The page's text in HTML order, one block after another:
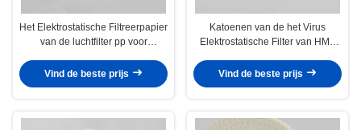
Het Elektrostatische Filtreerpapier
van de luchtfilter pp voor
Vind de beste prijs
Katoenen van de het Virus
Elektrostatische Filter van HME
Vind de beste prijs